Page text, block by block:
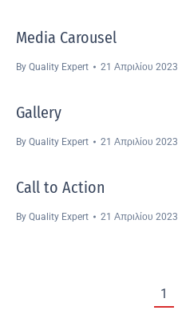
Media Carousel
By Quality Expert 21 Απριλίου 2023
Gallery
By Quality Expert 21 Απριλίου 2023
Call to Action
By Quality Expert 21 Απριλίου 2023
1